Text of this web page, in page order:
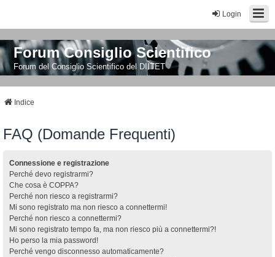
Login
Forum Consiglio Scientifico
Forum del Consiglio Scientifico del DIITET
Indice
FAQ (Domande Frequenti)
Connessione e registrazione
Perché devo registrarmi?
Che cosa è COPPA?
Perché non riesco a registrarmi?
Mi sono registrato ma non riesco a connettermi!
Perché non riesco a connettermi?
Mi sono registrato tempo fa, ma non riesco più a connettermi?!
Ho perso la mia password!
Perché vengo disconnesso automaticamente?